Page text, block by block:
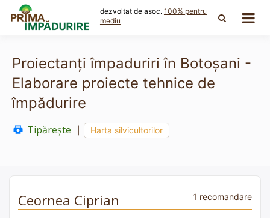
content
dezvoltat de asoc. 100% pentru
mediu
Proiectanți împaduriri în Botoșani -
Elaborare proiecte tehnice de
împădurire
Tipărește Harta silvicultorilor
Ceornea Ciprian 1 recomandare